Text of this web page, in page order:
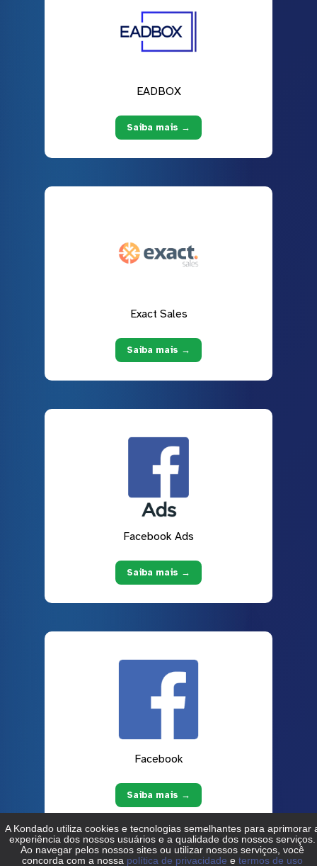
EADBOX
Saiba mais →
Exact Sales
Saiba mais →
Facebook Ads
Saiba mais →
Facebook
Saiba mais →